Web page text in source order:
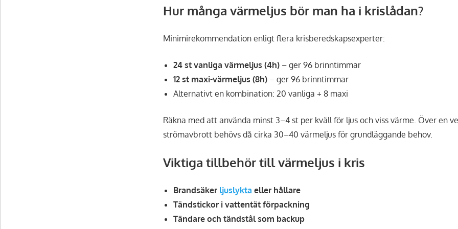
Hur många värmeljus bör man ha i krislådan?
Minimirekommendation enligt flera krisberedskapsexperter:
24 st vanliga värmeljus (4h) – ger 96 brinntimmar
12 st maxi-värmeljus (8h) – ger 96 brinntimmar
Alternativt en kombination: 20 vanliga + 8 maxi
Räkna med att använda minst 3–4 st per kväll för ljus och viss värme. Över en
strömavbrott behövs då cirka 30–40 värmeljus för grundläggande behov.
Viktiga tillbehör till värmeljus i kris
Brandsäker ljuslykta eller hållare
Tändstickor i vattentät förpackning
Tändare och tändstål som backup